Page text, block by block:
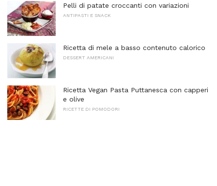
Pelli di patate croccanti con variazioni
ANTIPASTI E SNACK
Ricetta di mele a basso contenuto calorico
DESSERT AMERICANI
Ricetta Vegan Pasta Puttanesca con capperi
e olive
RICETTE DI POMODORI